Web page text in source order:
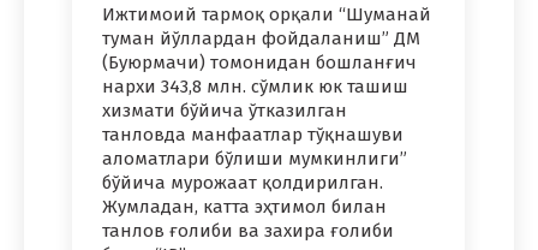
Ижтимоий тармоқ орқали “Шуманай
туман йўллардан фойдаланиш” ДМ
(Буюрмачи) томонидан бошланғич
нархи 343,8 млн. сўмлик юк ташиш
хизмати бўйича ўтказилган
танловда манфаатлар тўқнашуви
аломатлари бўлиши мумкинлиги”
бўйича мурожаат қолдирилган.
Жумладан, катта эҳтимол билан
танлов ғолиби ва захира ғолиби